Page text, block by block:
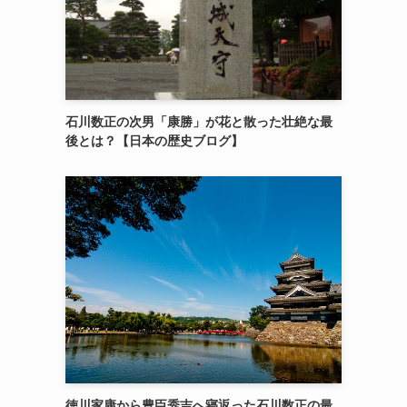
石川数正の次男「康勝」が花と散った壮絶な最
後とは？【日本の歴史ブログ】